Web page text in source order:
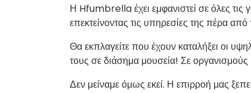
Η Hfumbrella έχει εμφανιστεί σε όλες τις
επεκτείνοντας τις υπηρεσίες της πέρα
Θα εκπλαγείτε που έχουν καταλήξει οι
τους σε διάσημα μουσεία! Σε οργανισμούς
Δεν μείναμε όμως εκεί. Η επιρροή μας